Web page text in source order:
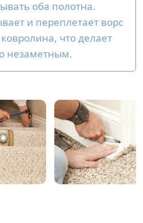
оба полотна.
и переплетает ворс
что делает
незаметным.